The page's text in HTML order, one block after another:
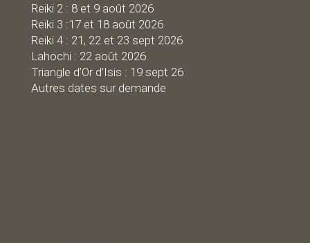
Reiki 2 : 8 et 9 août 2026
Reiki 3 :17 et 18 août 2026
Reiki 4 : 21, 22 et 23 sept 2026
Lahochi : 22 août 2026
Triangle d’Or d’Isis : 19 sept 26
Autres dates sur demande